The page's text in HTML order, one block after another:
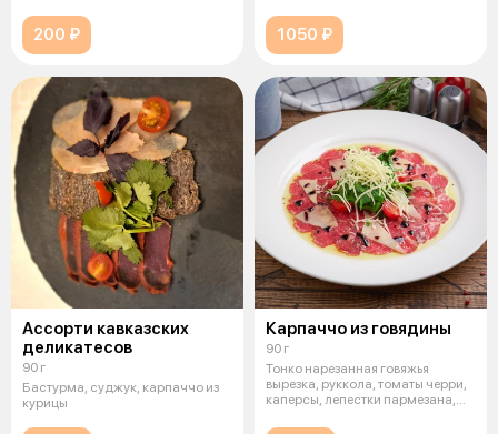
200 ₽ 1050 ₽
Ассорти кавказских
деликатесов
90 г
Бастурма, суджук, карпаччо из
курицы
Карпаччо из говядины
90 г
Тонко нарезанная говяжья
вырезка, руккола, томаты черри,
каперсы, лепестки пармезана,